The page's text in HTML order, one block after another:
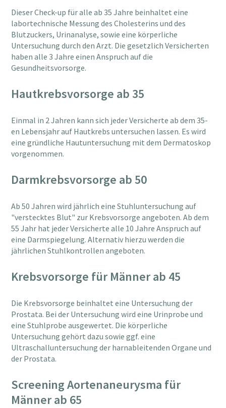
Dieser Check-up für alle ab 35 Jahre beinhaltet eine
labortechnische Messung des Cholesterins und des
Blutzuckers, Urinanalyse, sowie eine körperliche
Untersuchung durch den Arzt. Die gesetzlich Versicherten
haben alle 3 Jahre einen Anspruch auf die
Gesundheitsvorsorge.
Hautkrebsvorsorge ab 35
Einmal in 2 Jahren kann sich jeder Versicherte ab dem 35-
en Lebensjahr auf Hautkrebs untersuchen lassen. Es wird
eine gründliche Hautuntersuchung mit dem Dermatoskop
vorgenommen.
Darmkrebsvorsorge ab 50
Ab 50 Jahren wird jährlich eine Stuhluntersuchung auf
"verstecktes Blut" zur Krebsvorsorge angeboten. Ab dem
55 Jahr hat jeder Versicherte alle 10 Jahre Anspruch auf
eine Darmspiegelung. Alternativ hierzu werden die
jährlichen Stuhlkontrollen angeboten.
Krebsvorsorge für Männer ab 45
Die Krebsvorsorge beinhaltet eine Untersuchung der
Prostata. Bei der Untersuchung wird eine Urinprobe und
eine Stuhlprobe ausgewertet. Die körperliche
Untersuchung gehört dazu sowie ggf. eine
Ultraschalluntersuchung der harnableitenden Organe und
der Prostata.
Screening Aortenaneurysma für
Männer ab 65